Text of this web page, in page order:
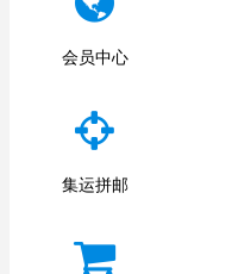
会员中心
集运拼邮